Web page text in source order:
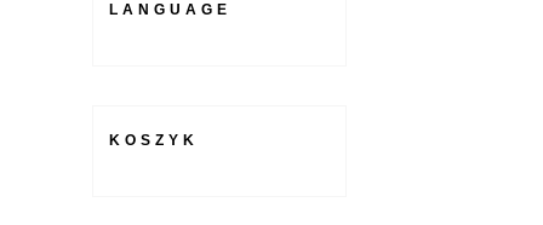
LANGUAGE
KOSZYK